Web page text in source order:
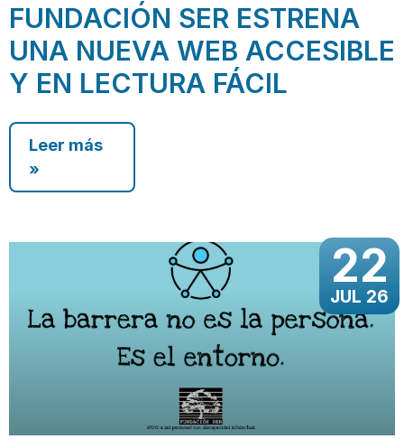
FUNDACIÓN SER ESTRENA
UNA NUEVA WEB ACCESIBLE
Y EN LECTURA FÁCIL
Leer más
»
22
JUL 26